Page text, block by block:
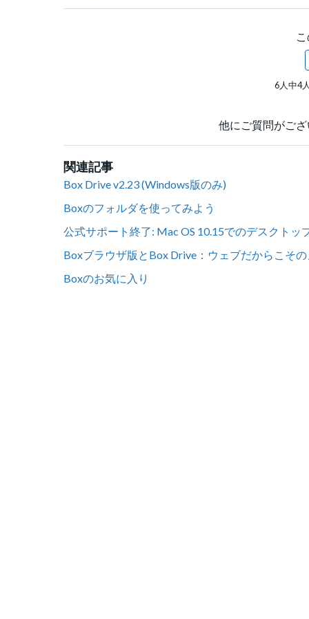
6人中4
他にご質問がござ
関連記事
Box Drive v2.23 (Windows版のみ)
Boxのフォルダを使ってみよう
公式サポート終了: Mac OS 10.15でのデスクトッ
Boxブラウザ版とBox Drive：ウェブだからこそ
Boxのお気に入り